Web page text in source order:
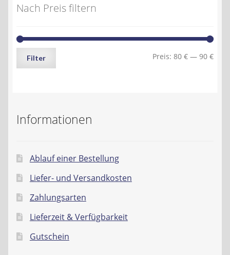
Nach Preis filtern
Min.
Max.
Filter Preis: 80 € — 90 €
Informationen
Ablauf einer Bestellung
Liefer- und Versandkosten
Zahlungsarten
Lieferzeit & Verfügbarkeit
Gutschein